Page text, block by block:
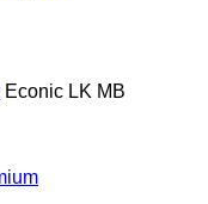
Econic LK MB